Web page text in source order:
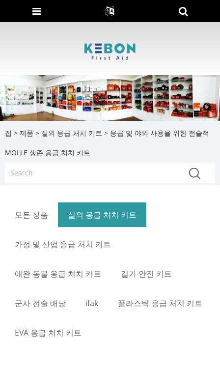
집 > 제품 > 실외 응급 처치 키트 > 응급 및 야외 사용을 위한 전술적
MOLLE 생존 응급 처치 키트
모든 상품 실외 응급 처치 키트
가정 및 산업 응급 처치 키트
애완 동물 응급 처치 키트 길가 안전 키트
군사 전술 배낭 ifak 플라스틱 응급 처치 키트
EVA 응급 처치 키트